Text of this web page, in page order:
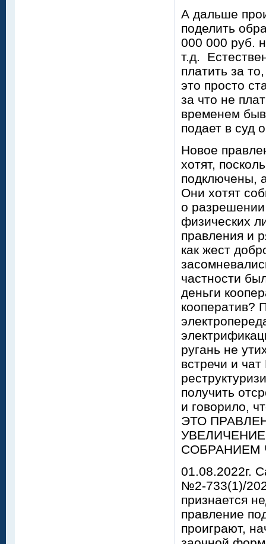
А дальше
поделить
000 000 руб.
т.д.
платить за
это просто
за что не
временем
подает в суд
Новое
хотят,
подключены,
Они хотят
о разрешении
физических
правления и
как жест
частности
деньги
кооператив?
ругань не
встречи и
получить
и говорило,
ЭТО
СОБРАНИЕМ
01.08.2022г.
№2-733(1)/
признается
правление
проиграют,